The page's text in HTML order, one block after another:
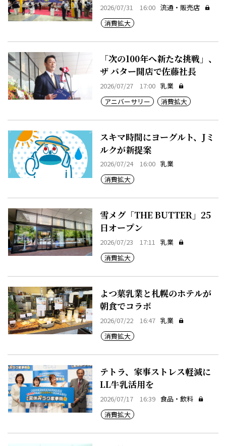
2026/07/31 16:00 流通・販売店
消費拡大
「次の100年へ新たな挑戦」、
ザ バター開店で佐藤社長
2026/07/27 17:00 乳業
アニバーサリー
消費拡大
スキマ時間にヨーグルト、Jミ
ルクが新提案
2026/07/24 16:00 乳業
消費拡大
雪メグ「THE BUTTER」25
日オープン
2026/07/23 17:11 乳業
消費拡大
よつ葉乳業と札幌のホテルが
朝食でコラボ
2026/07/22 16:47 乳業
消費拡大
テトラ、家事ストレス軽減に
LL牛乳活用を
2026/07/17 16:39 食品・飲料
消費拡大